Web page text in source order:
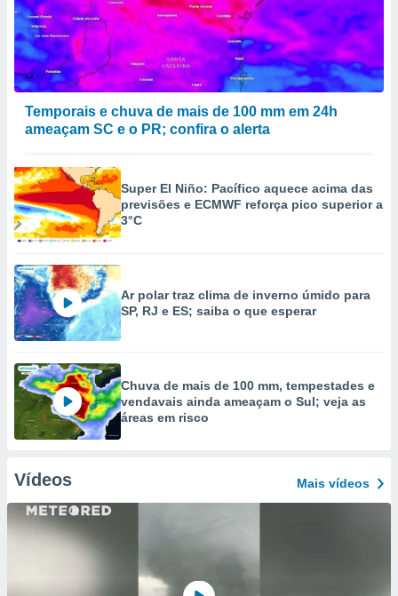
Temporais e chuva de mais de 100 mm em 24h
ameaçam SC e o PR; confira o alerta
Super El Niño: Pacífico aquece acima das
previsões e ECMWF reforça pico superior a
3°C
Ar polar traz clima de inverno úmido para
SP, RJ e ES; saiba o que esperar
Chuva de mais de 100 mm, tempestades e
vendavais ainda ameaçam o Sul; veja as
áreas em risco
Vídeos Mais vídeos